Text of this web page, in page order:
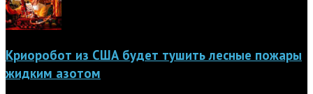
Криоробот из США будет тушить лесные пожары
жидким азотом